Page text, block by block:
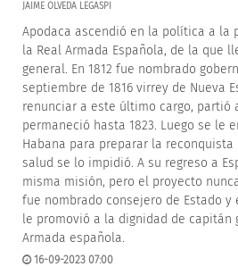
JAIME OLVEDA LEGASPI
Apodaca ascendió en la política a la
la Real Armada Española, de la que
general. En 1812 fue nombrado
septiembre de 1816 virrey de Nueva
renunciar a este último cargo, partió
permaneció hasta 1823. Luego se le
Habana para preparar la reconquista
salud se lo impidió. A su regreso a
misma misión, pero el proyecto
fue nombrado consejero de Estado y
le promovió a la dignidad de capitán
Armada española.
16-09-2023 07:00